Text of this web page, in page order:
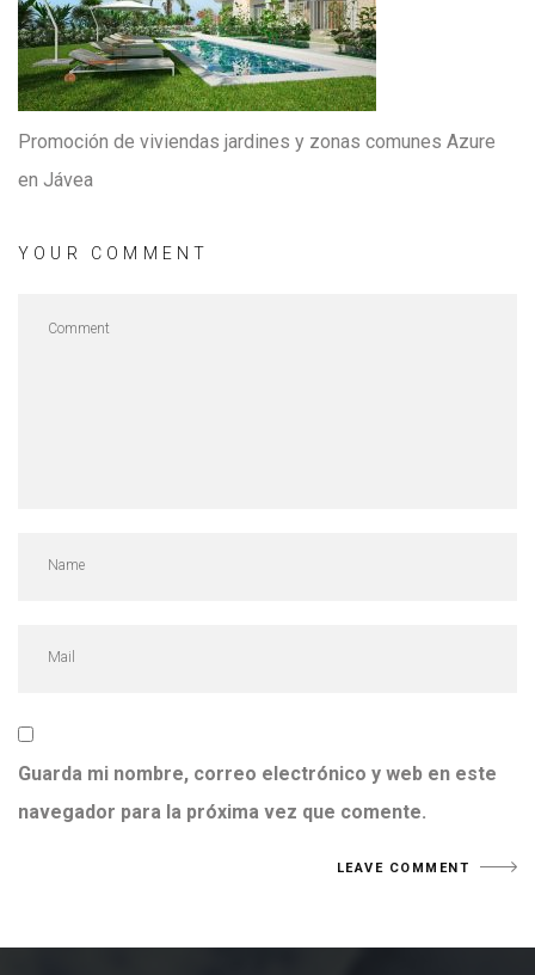
Promoción de viviendas jardines y zonas comunes Azure
en Jávea
YOUR COMMENT
Guarda mi nombre, correo electrónico y web en este
navegador para la próxima vez que comente.